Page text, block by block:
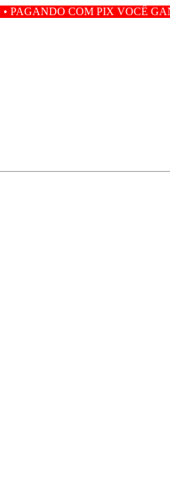
VOCÊ GANHA 5% EM